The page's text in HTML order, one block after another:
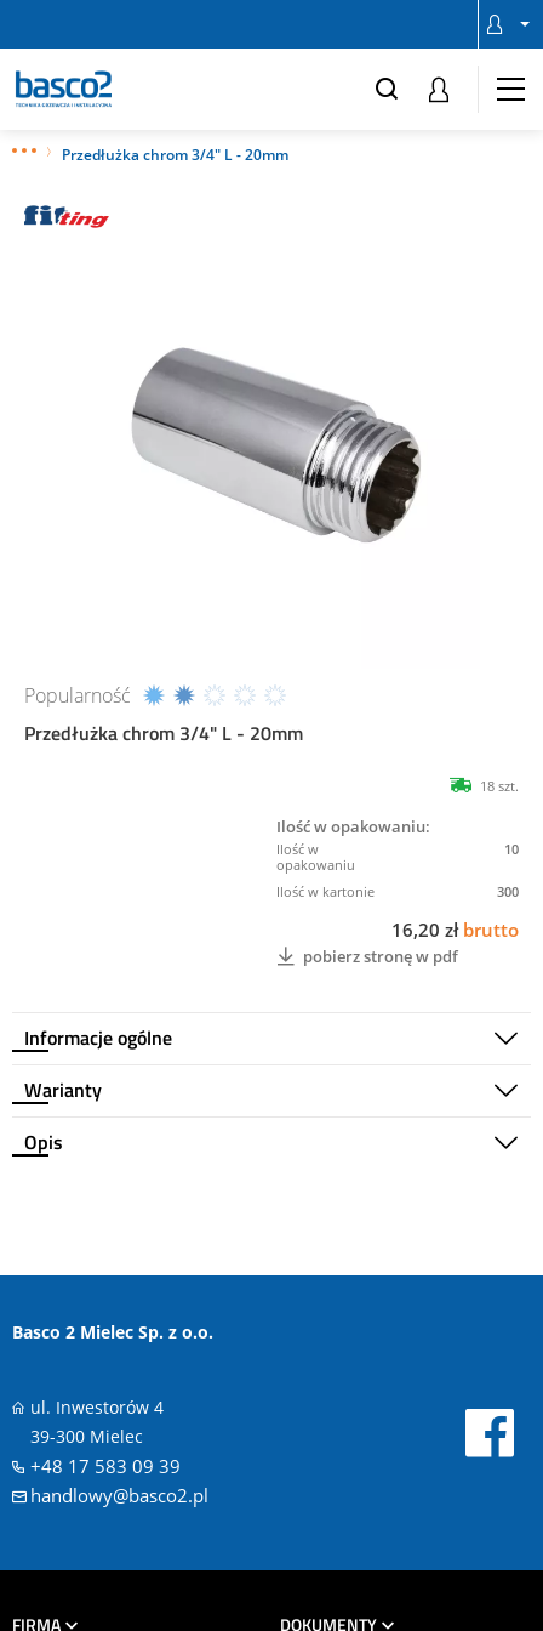
Przedłużka chrom 3/4" L - 20mm
Popularność
Przedłużka chrom 3/4" L - 20mm
Informacje ogólne
18 szt.
Ilość w opakowaniu:
10
300
16,20 zł brutto
pobierz stronę w pdf
Warianty
Opis
Basco 2 Mielec Sp. z o.o.
ul. Inwestorów 4
39-300 Mielec
+48 17 583 09 39
handlowy@basco2.pl
FIRMA DOKUMENTY